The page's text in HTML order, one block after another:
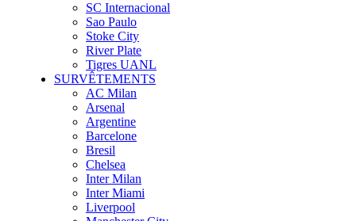
SC Internacional
Sao Paulo
Stoke City
River Plate
Tigres UANL
SURVÊTEMENTS
AC Milan
Arsenal
Argentine
Barcelone
Bresil
Chelsea
Inter Milan
Inter Miami
Liverpool